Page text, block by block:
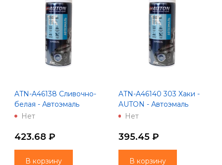
ATN-A46138 Сливочно-
белая - Автоэмаль
алкидная - Аэрозоль 520
Нет
423.68 ₽
В корзину
ATN-A46140 303 Хаки -
AUTON - Автоэмаль
алкидная - Аэрозоль 520
Нет
395.45 ₽
В корзину